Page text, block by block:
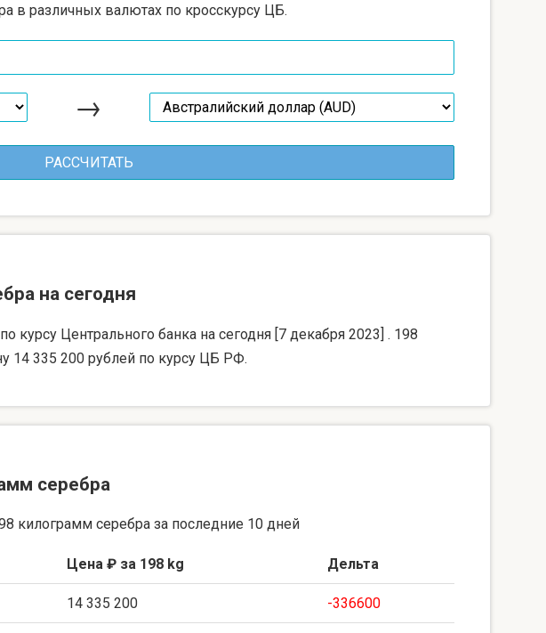
в различных валютах по кросскурсу ЦБ.
→
на сегодня
курсу Центрального банка на сегодня [7 декабря 2023] . 198
14 335 200 рублей по курсу ЦБ РФ.
серебра
килограмм серебра за последние 10 дней
Цена ₽ за 198 kg Дельта
14 335 200 -336600